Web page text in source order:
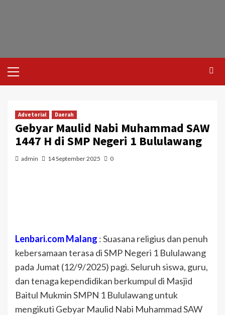
Advetorial Daerah
Gebyar Maulid Nabi Muhammad SAW
1447 H di SMP Negeri 1 Bululawang
admin 14 September 2025 0
Lenbari.com Malang : Suasana religius dan penuh
kebersamaan terasa di SMP Negeri 1 Bululawang
pada Jumat (12/9/2025) pagi. Seluruh siswa, guru,
dan tenaga kependidikan berkumpul di Masjid
Baitul Mukmin SMPN 1 Bululawang untuk
mengikuti Gebyar Maulid Nabi Muhammad SAW